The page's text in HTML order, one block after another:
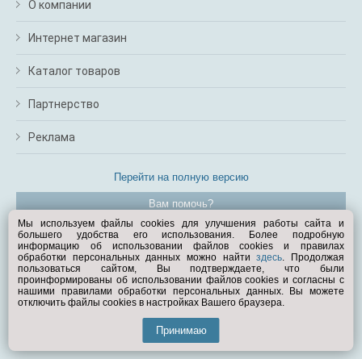
О компании
Интернет магазин
Каталог товаров
Партнерство
Реклама
Перейти на полную версию
Вам помочь?
© Exist.ru 1998—2026
Мы используем файлы cookies для улучшения работы сайта и
большего удобства его использования. Более подробную
информацию об использовании файлов cookies и правилах
обработки персональных данных можно найтиздесь. Продолжая
пользоваться сайтом, Вы подтверждаете, что были
проинформированы об использовании файлов cookies и согласны с
нашими правилами обработки персональных данных. Вы можете
отключить файлы cookies в настройках Вашего браузера.
Принимаю